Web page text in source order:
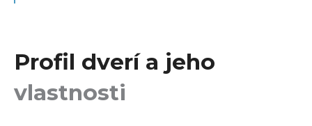
Profil dverí a jeho
vlastnosti